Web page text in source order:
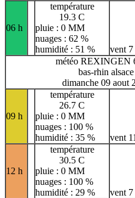
06 h
température
19.3 C
pluie : 0 MM
nuages : 62 %
humidité : 51 %
vent
météo REXINGEN
bas-rhin alsace
dimanche 09 aout
09 h
température
26.7 C
pluie : 0 MM
nuages : 100 %
humidité : 35 %
vent
12 h
température
30.5 C
pluie : 0 MM
nuages : 100 %
humidité : 29 %
vent